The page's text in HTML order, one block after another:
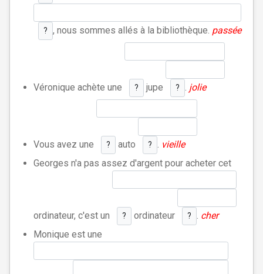
? , nous sommes allés à la bibliothèque. passée
Véronique achète une ? jupe ? jolie
Vous avez une ? auto ?
vieille
Georges n'a pas assez d'argent pour acheter cet
ordinateur, c'est un ? ordinateur ?
cher
Monique est une